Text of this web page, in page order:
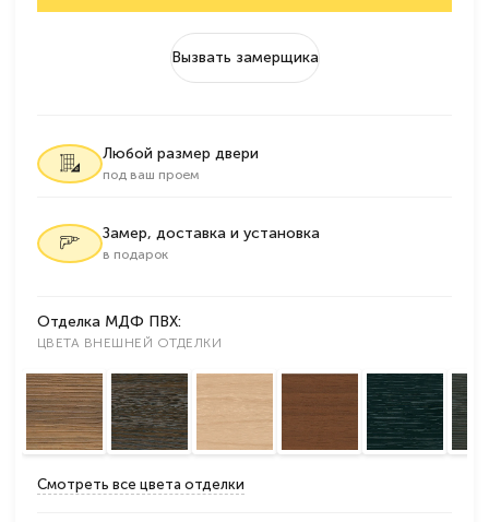
Вызвать замерщика
Любой размер двери
под ваш проем
Замер, доставка и установка
в подарок
Отделка МДФ ПВХ:
ЦВЕТА ВНЕШНЕЙ ОТДЕЛКИ
Смотреть все цвета отделки